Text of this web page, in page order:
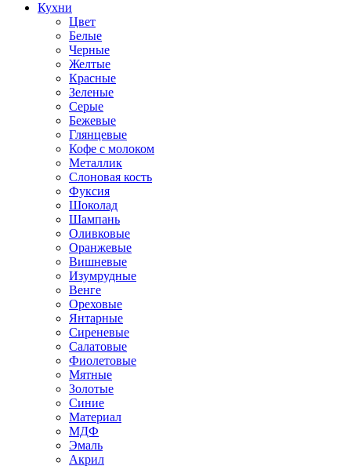
Кухни
Цвет
Белые
Черные
Желтые
Красные
Зеленые
Серые
Бежевые
Глянцевые
Кофе с молоком
Металлик
Слоновая кость
Фуксия
Шоколад
Шампань
Оливковые
Оранжевые
Вишневые
Изумрудные
Венге
Ореховые
Янтарные
Сиреневые
Салатовые
Фиолетовые
Мятные
Золотые
Синие
Материал
МДФ
Эмаль
Акрил